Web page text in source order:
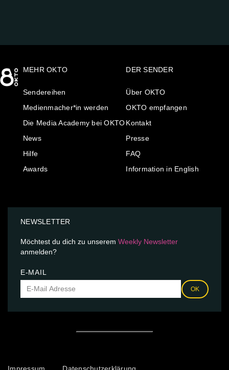
MEHR OKTO
Sendereihen
Medienmacher*in werden
Die Media Academy bei OKTO
News
Hilfe
Awards
DER SENDER
Über OKTO
OKTO empfangen
Kontakt
Presse
FAQ
Information in English
NEWSLETTER
Möchtest du dich zu unserem Weekly Newsletter
anmelden?
E-MAIL
OK